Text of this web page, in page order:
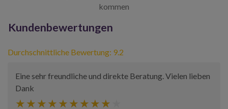
kommen
Kundenbewertungen
Durchschnittliche Bewertung: 9.2
Eine sehr freundliche und direkte Beratung. Vielen lieben
Dank